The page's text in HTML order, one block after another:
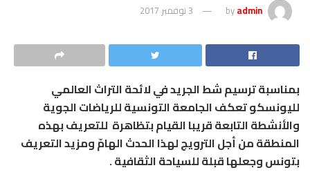
byadmin 3 نوفمبر 2017
بمناسبة ترسيم شط الجريد في لائحة التراث العالمي
لليونسكو تعكف الجامعة التونسية للرياضات الجوية
والأنشطة التابعة قريبا القيام بتظاهرة للتعريف بهذه
المنطقة من أجل الترويج لهذا الحدث الهامّ ومزيد التعريف
بتونس وجعلها قبلة للسياحة الثقافية .